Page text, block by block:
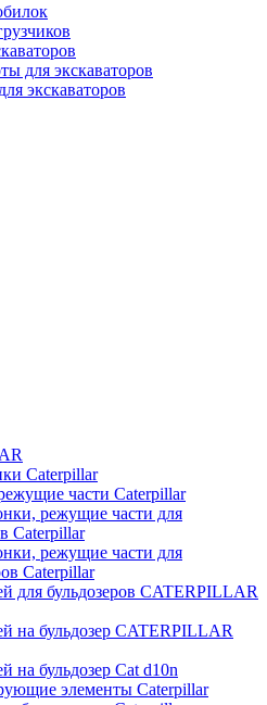
для экскаваторов
экскаваторов
Caterpillar
части Caterpillar
режущие части для
Caterpillar
режущие части для
Caterpillar
для бульдозеров CATERPILLAR
на бульдозер CATERPILLAR
на бульдозер Сat d10n
элементы Caterpillar